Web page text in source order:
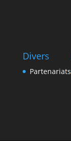
Divers
Partenariats